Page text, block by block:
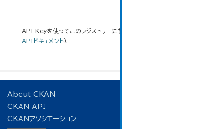
API Keyを使ってこのレジストリーにもアクセス可能です
APIドキュメント).
About CKAN
CKAN API
CKANアソシエーション